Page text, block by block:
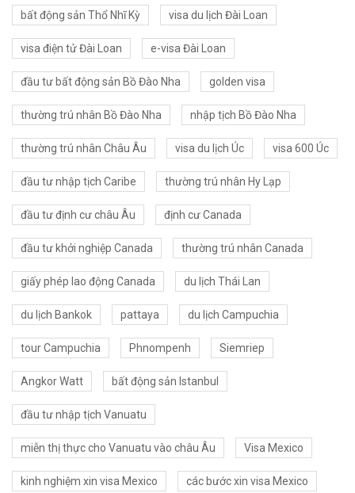
bất động sản Thổ Nhĩ Kỳ visa du lịch Đài Loan
visa điện tử Đài Loan e-visa Đài Loan
đầu tư bất động sản Bồ Đào Nha golden visa
thường trú nhân Bồ Đào Nha nhập tịch Bồ Đào Nha
thường trú nhân Châu Âu visa du lịch Úc visa 600 Úc
đầu tư nhập tịch Caribe thường trú nhân Hy Lạp
đầu tư định cư châu Âu định cư Canada
đầu tư khởi nghiệp Canada thường trú nhân Canada
giấy phép lao động Canada du lịch Thái Lan
du lịch Bankok pattaya du lịch Campuchia
tour Campuchia Phnompenh Siemriep
Angkor Watt bất động sản Istanbul
đầu tư nhập tịch Vanuatu
miễn thị thực cho Vanuatu vào châu Âu Visa Mexico
kinh nghiệm xin visa Mexico các bước xin visa Mexico